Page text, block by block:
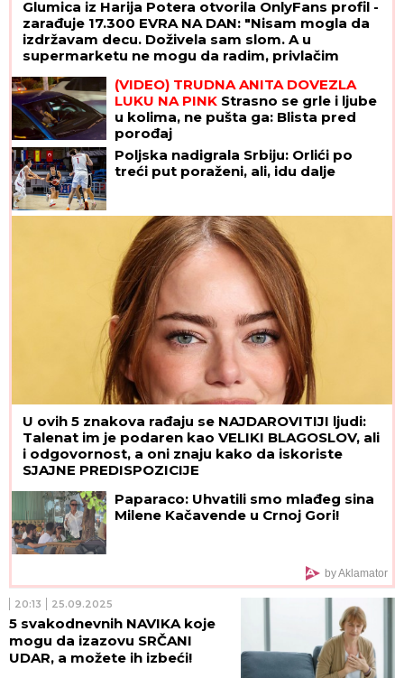
Glumica iz Harija Potera otvorila OnlyFans profil -
zarađuje 17.300 EVRA NA DAN: "Nisam mogla da
izdržavam decu. Doživela sam slom. A u
supermarketu ne mogu da radim, privlačim
(VIDEO) TRUDNA ANITA DOVEZLA
LUKU NA PINK Strasno se grle i ljube
u kolima, ne pušta ga: Blista pred
porođaj
Poljska nadigrala Srbiju: Orlići po
treći put poraženi, ali, idu dalje
U ovih 5 znakova rađaju se NAJDAROVITIJI ljudi:
Talenat im je podaren kao VELIKI BLAGOSLOV, ali
i odgovornost, a oni znaju kako da iskoriste
SJAJNE PREDISPOZICIJE
Paparaco: Uhvatili smo mlađeg sina
Milene Kačavende u Crnoj Gori!
by Aklamator
20:13 25.09.2025
5 svakodnevnih NAVIKA koje
mogu da izazovu SRČANI
UDAR, a možete ih izbeći!